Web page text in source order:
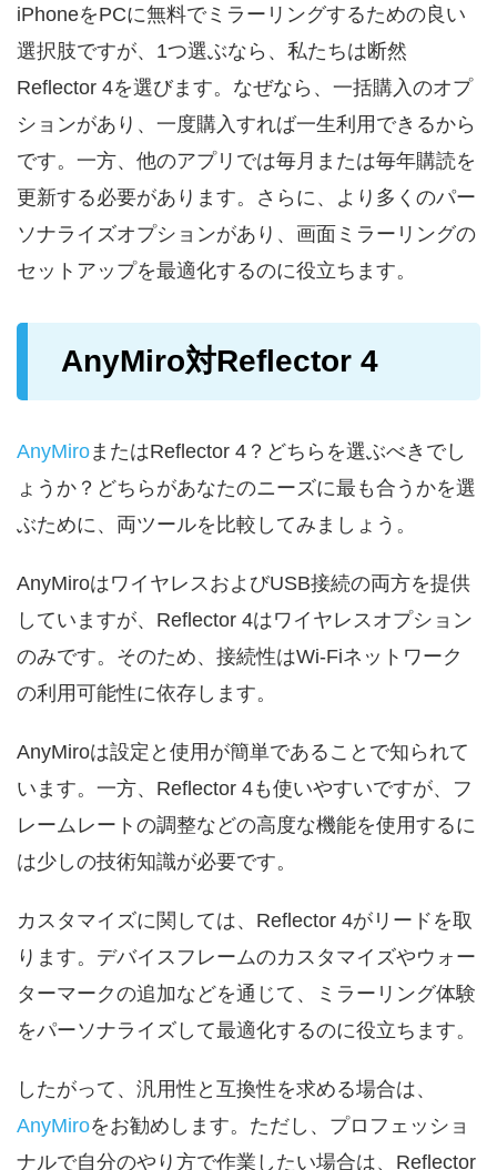
iPhoneをPCに無料でミラーリングするための良い
選択肢ですが、1つ選ぶなら、私たちは断然
Reflector 4を選びます。なぜなら、一括購入のオプ
ションがあり、一度購入すれば一生利用できるから
です。一方、他のアプリでは毎月または毎年購読を
更新する必要があります。さらに、より多くのパー
ソナライズオプションがあり、画面ミラーリングの
セットアップを最適化するのに役立ちます。
AnyMiro対Reflector 4
AnyMiroまたはReflector 4？どちらを選ぶべきでし
ょうか？どちらがあなたのニーズに最も合うかを選
ぶために、両ツールを比較してみましょう。
AnyMiroはワイヤレスおよびUSB接続の両方を提供
していますが、Reflector 4はワイヤレスオプション
のみです。そのため、接続性はWi-Fiネットワーク
の利用可能性に依存します。
AnyMiroは設定と使用が簡単であることで知られて
います。一方、Reflector 4も使いやすいですが、フ
レームレートの調整などの高度な機能を使用するに
は少しの技術知識が必要です。
カスタマイズに関しては、Reflector 4がリードを取
ります。デバイスフレームのカスタマイズやウォー
ターマークの追加などを通じて、ミラーリング体験
をパーソナライズして最適化するのに役立ちます。
したがって、汎用性と互換性を求める場合は、
AnyMiroをお勧めします。ただし、プロフェッショ
ナルで自分のやり方で作業したい場合は、Reflector